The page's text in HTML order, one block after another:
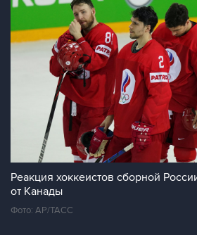
Реакция хоккеистов сборной
от Канады
Фото: АР/ТАСС